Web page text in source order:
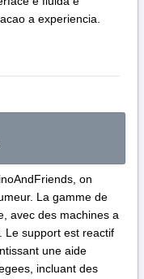
a experiencia.
on
La gamme de
avec des machines a
Le support est reactif
une aide
incluant des